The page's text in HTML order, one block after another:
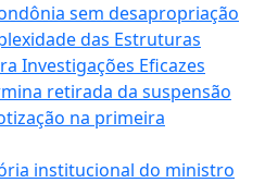
sem desapropriação
das Estruturas
Investigações Eficazes
retirada da suspensão
na primeira
institucional do ministro